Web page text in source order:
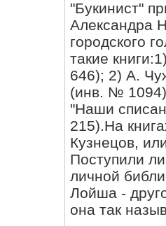
"Букинист"
Александра
городского
такие
646); 2) А.
(инв. №
"Наши
215).На
Кузнецов,
Поступили ли эти и
личной
Лойша -
она так